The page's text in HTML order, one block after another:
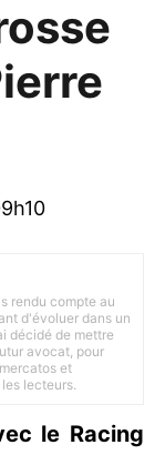
rendu compte au
d'évoluer dans un
décidé de mettre
avocat, pour
et
lecteurs.
le Racing